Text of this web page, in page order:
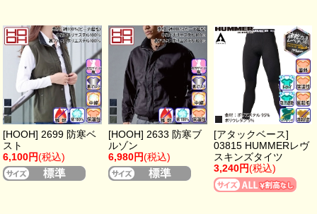
[HOOH] 2699 防寒ベ
スト
6,100円(税込)
[HOOH] 2633 防寒ブ
ルゾン
6,980円(税込)
[アタックベース]
03815 HUMMERレヴ
スキンズタイツ
3,240円(税込)